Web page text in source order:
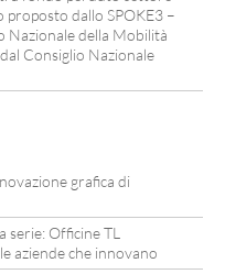
dallo SPOKE3 –
Nazionale della Mobilità
Consiglio Nazionale
grafica di
serie: Officine TL
aziende che innovano